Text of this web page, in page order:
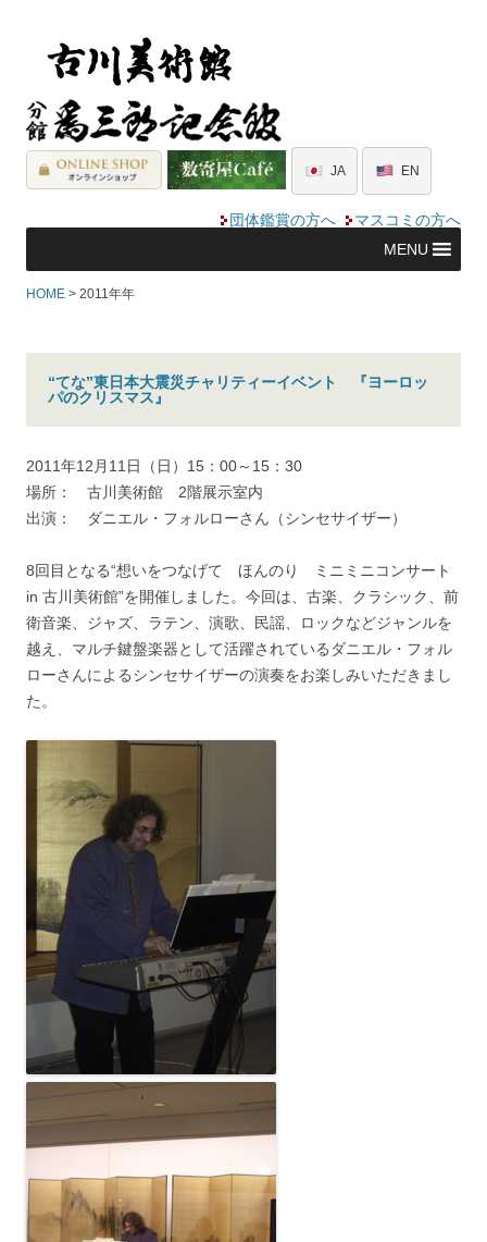
JA EN
団体鑑賞の方へ
マスコミの方へ
MENU
HOME > 2011年年
“てな”東日本大震災チャリティーイベント 『ヨーロッ
パのクリスマス』
2011年12月11日（日）15：00～15：30
場所： 古川美術館 2階展示室内
出演： ダニエル・フォルローさん（シンセサイザー）
8回目となる“想いをつなげて ほんのり ミニミニコンサート
in 古川美術館”を開催しました。今回は、古楽、クラシック、前
衛音楽、ジャズ、ラテン、演歌、民謡、ロックなどジャンルを
越え、マルチ鍵盤楽器として活躍されているダニエル・フォル
ローさんによるシンセサイザーの演奏をお楽しみいただきまし
た。